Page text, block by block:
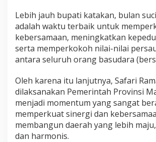
Lebih jauh bupati katakan, bulan
adalah waktu terbaik untuk
kebersamaan, meningkatkan
serta memperkokoh nilai-nilai
antara seluruh orang basudara
Oleh karena itu lanjutnya, Safari
dilaksanakan Pemerintah Provinsi
menjadi momentum yang sangat
memperkuat sinergi dan
membangun daerah yang lebih
dan harmonis.